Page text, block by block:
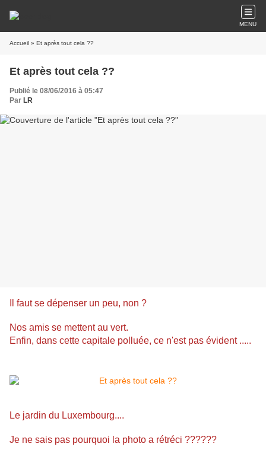
MENU
Accueil » Et après tout cela ??
Et après tout cela ??
Publié le 08/06/2016 à 05:47
Par LR
Il faut se dépenser un peu, non ?
Nos amis se mettent au vert.
Enfin, dans cette capitale polluée, ce n'est pas évident .....
Le jardin du Luxembourg....
Je ne sais pas pourquoi la photo a rétréci ??????